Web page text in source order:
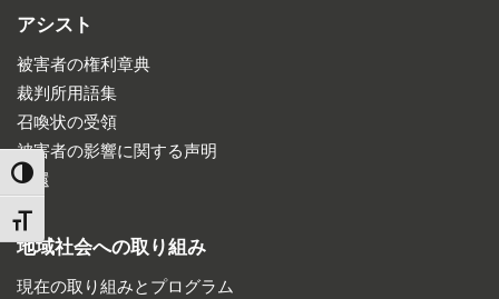
TOGGLE HIGH CONTRAST
TOGGLE FONT SIZE
アシスト
被害者の権利章典
裁判所用語集
召喚状の受領
被害者の影響に関する声明
返還
地域社会への取り組み
現在の取り組みとプログラム